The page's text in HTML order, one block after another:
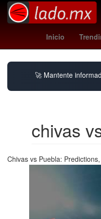
Inicio santa misa
🚀 Mantente
chivas
Chivas vs Puebla: